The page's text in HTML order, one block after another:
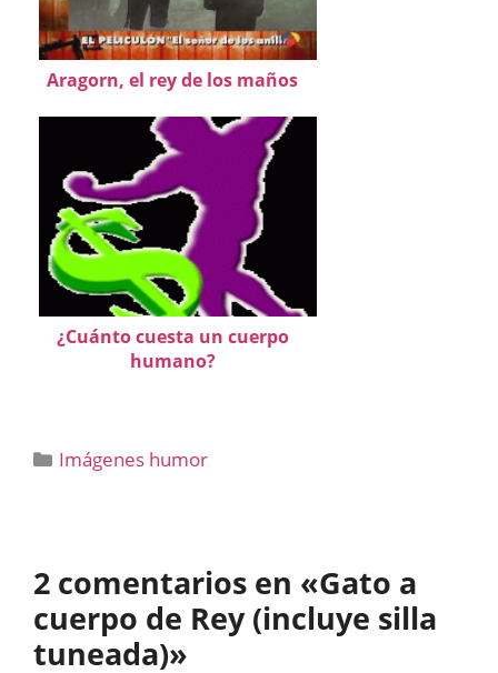
Aragorn, el rey de los maños
¿Cuánto cuesta un cuerpo
humano?
Categorías
Imágenes humor
2 comentarios en «Gato a
cuerpo de Rey (incluye silla
tuneada)»